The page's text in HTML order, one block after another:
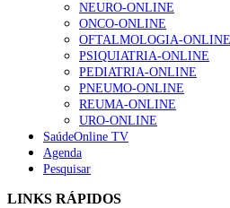
NEURO-ONLINE
ONCO-ONLINE
OFTALMOLOGIA-ONLINE
PSIQUIATRIA-ONLINE
PEDIATRIA-ONLINE
PNEUMO-ONLINE
REUMA-ONLINE
URO-ONLINE
SaúdeOnline TV
Agenda
Pesquisar
LINKS RÁPIDOS